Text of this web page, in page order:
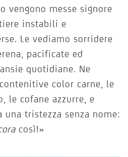
vengono messe signore
instabili e
Le vediamo sorridere
pacificate ed
quotidiane. Ne
color carne, le
le cofane azzurre, e
tristezza senza nome:
così!»